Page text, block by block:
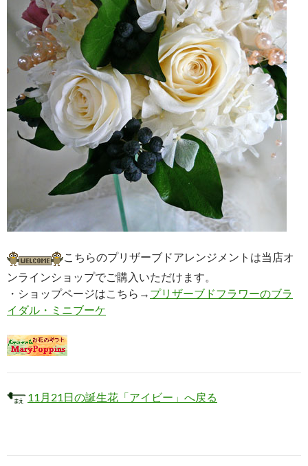
こちらのプリザーブドアレンジメントは当店オ
ンラインショップでご購入いただけます。
・ショップページはこちら→ プリザーブドフラワーのブラ
イダル・ミニブーケ
11月21日の誕生花「アイビー」へ戻る